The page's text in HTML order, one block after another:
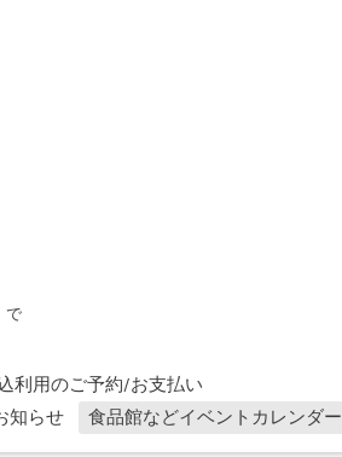
で
利用のご予約/お支払い
知らせ 食品館などイベントカレンダー